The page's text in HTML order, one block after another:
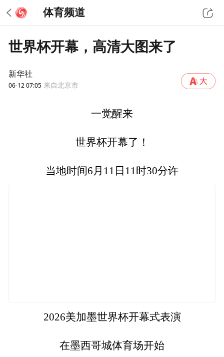
体育频道
世界杯开幕，高清大图来了
新华社
06-12 07:05 来自北京市
一觉醒来
世界杯开幕了！
当地时间6月11日11时30分许
2026美加墨世界杯开幕式表演
在墨西哥城体育场开始